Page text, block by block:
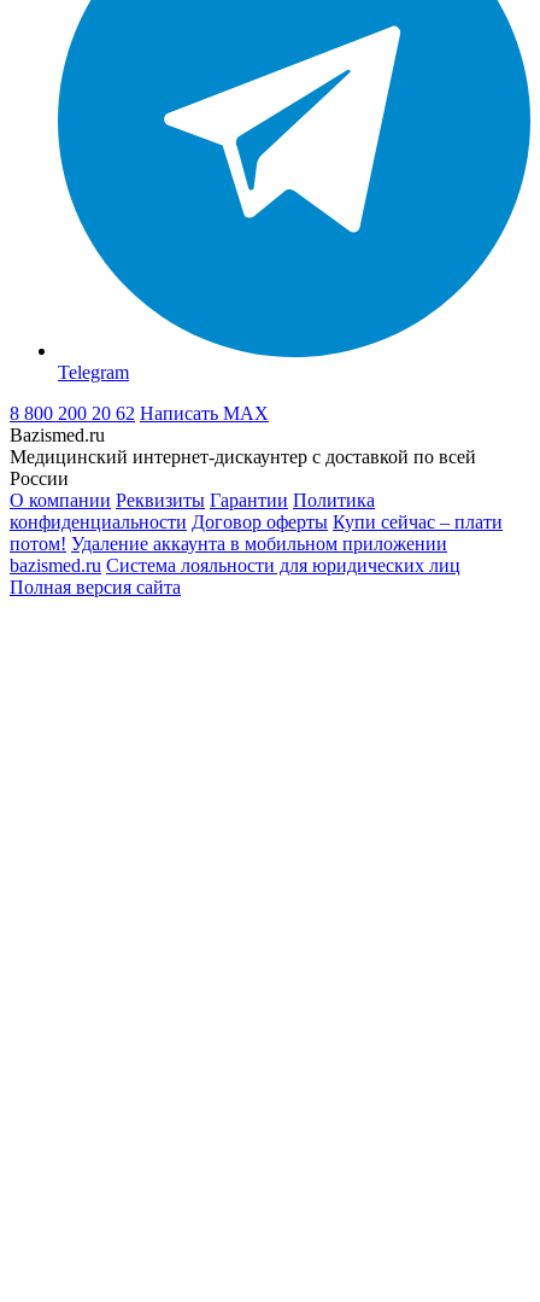
Telegram
8 800 200 20 62 Написать MAX
Bazismed.ru
Медицинский интернет-дискаунтер с доставкой по всей
России
О компании Реквизиты Гарантии Политика
конфиденциальности Договор оферты Купи сейчас – плати
потом! Удаление аккаунта в мобильном приложении
bazismed.ru Система лояльности для юридических лиц
Полная версия сайта